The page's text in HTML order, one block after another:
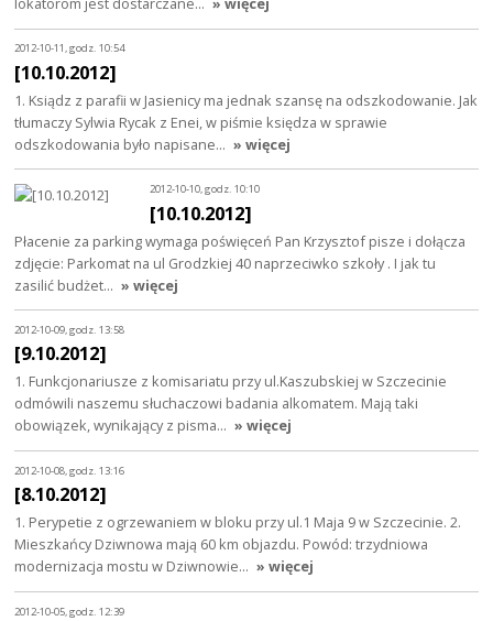
2012-10-11, godz. 10:54
[10.10.2012]
1. Ksiądz z parafii w Jasienicy ma jednak szansę na odszkodowanie. Jak
tłumaczy Sylwia Rycak z Enei, w piśmie księdza w sprawie
odszkodowania było napisane… » więcej
2012-10-10, godz. 10:10
[10.10.2012]
Płacenie za parking wymaga poświęceń Pan Krzysztof pisze i dołącza
zdjęcie: Parkomat na ul Grodzkiej 40 naprzeciwko szkoły . I jak tu
zasilić budżet… » więcej
2012-10-09, godz. 13:58
[9.10.2012]
1. Funkcjonariusze z komisariatu przy ul.Kaszubskiej w Szczecinie
odmówili naszemu słuchaczowi badania alkomatem. Mają taki
obowiązek, wynikający z pisma… » więcej
2012-10-08, godz. 13:16
[8.10.2012]
1. Perypetie z ogrzewaniem w bloku przy ul.1 Maja 9 w Szczecinie. 2.
Mieszkańcy Dziwnowa mają 60 km objazdu. Powód: trzydniowa
modernizacja mostu w Dziwnowie… » więcej
2012-10-05, godz. 12:39